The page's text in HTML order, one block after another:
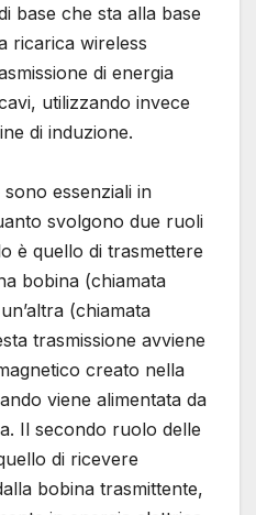
base che sta alla base
ricarica wireless
di energia
utilizzando invece
di induzione.
essenziali in
svolgono due ruoli
è quello di trasmettere
bobina (chiamata
(chiamata
trasmissione avviene
creato nella
viene alimentata da
Il secondo ruolo delle
di ricevere
bobina trasmittente,